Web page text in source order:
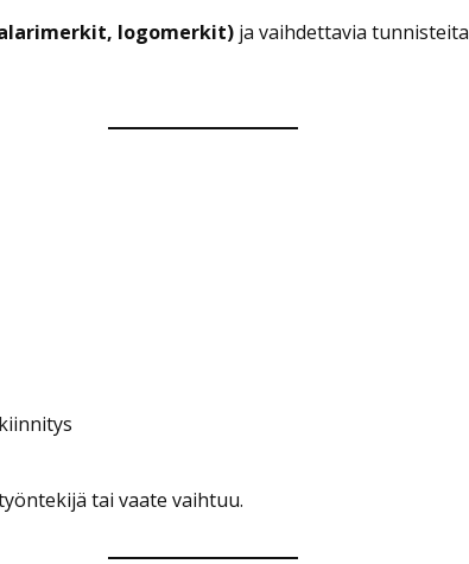
logomerkit) ja vaihdettavia
tai vaate vaihtuu.